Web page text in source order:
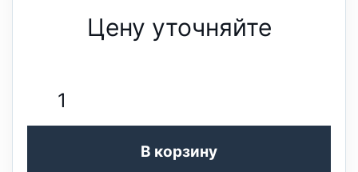
Цену уточняйте
В корзину